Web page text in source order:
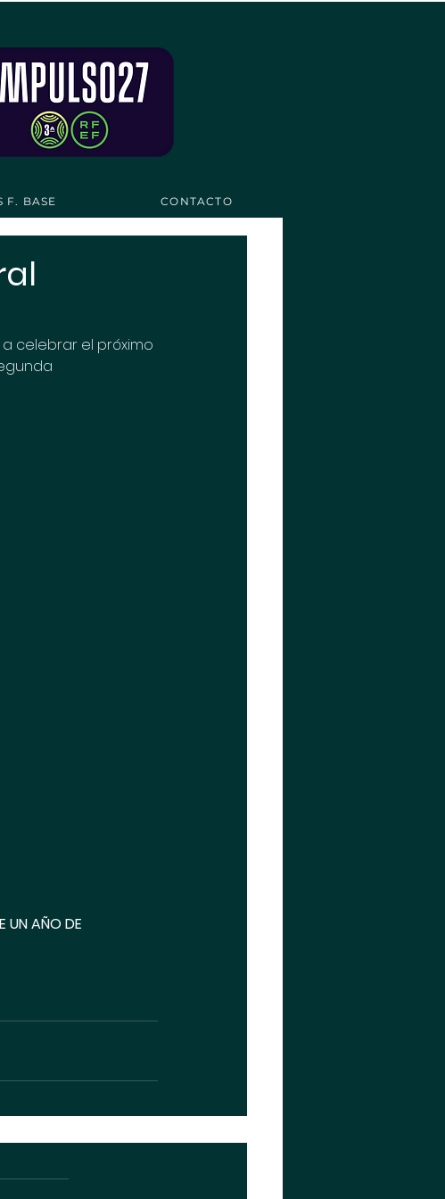
F. BASE CONTACTO
celebrar el próximo
UN AÑO DE